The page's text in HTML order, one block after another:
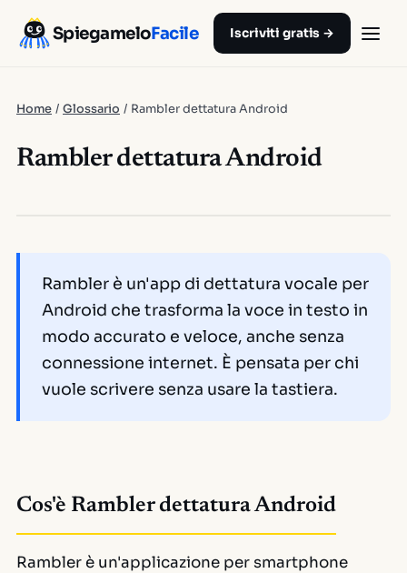
SpiegameloFacile Iscriviti gratis →
Home / Glossario / Rambler dettatura Android
Rambler dettatura Android
Rambler è un'app di dettatura vocale per
Android che trasforma la voce in testo in
modo accurato e veloce, anche senza
connessione internet. È pensata per chi
vuole scrivere senza usare la tastiera.
Cos'è Rambler dettatura Android
Rambler è un'applicazione per smartphone